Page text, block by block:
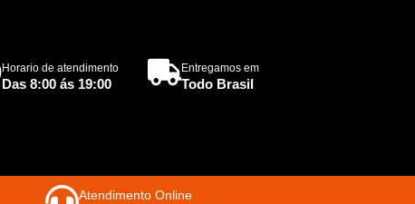
Horario de atendimento
Das 8:00 ás 19:00
Entregamos em
Todo Brasil
Atendimento Online